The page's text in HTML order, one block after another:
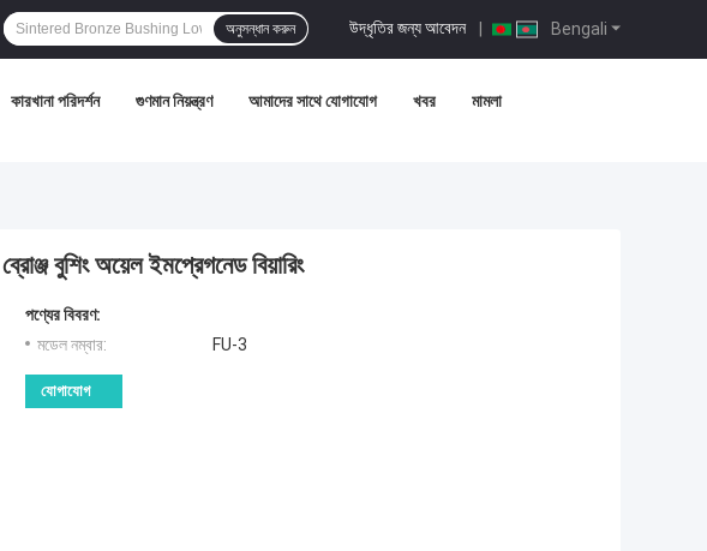
Bengali
উদ্ধৃতির জন্য আবেদন |
অনুসন্ধান করুন
কারখানা পরিদর্শন গুণমান নিয়ন্ত্রণ আমাদের সাথে যোগাযোগ খবর মামলা
বুশিং অয়েল ইমপ্রেগনেড বিয়ারিং
পণ্যের বিবরণ:
মডেল নম্বার:
FU-3
যোগাযোগ